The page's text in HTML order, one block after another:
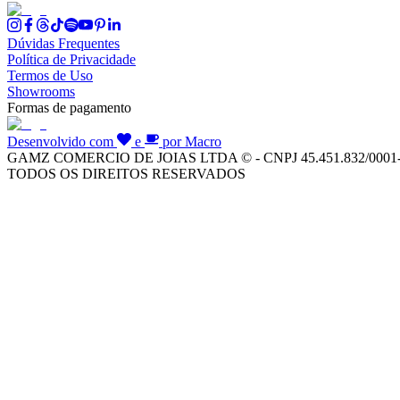
Dúvidas Frequentes
Política de Privacidade
Termos de Uso
Showrooms
Formas de pagamento
Desenvolvido com e
por Macro
GAMZ COMERCIO DE JOIAS LTDA © - CNPJ 45.451.832/
TODOS OS DIREITOS RESERVADOS